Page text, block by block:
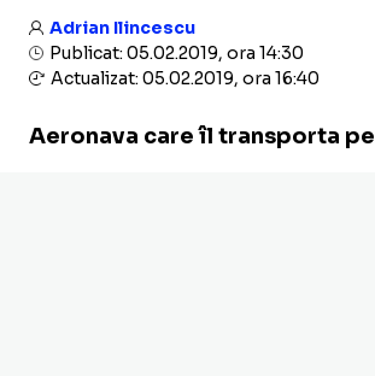
Adrian Ilincescu
Publicat: 05.02.2019, ora 14:30
Actualizat: 05.02.2019, ora 16:40
Aeronava care îl transporta